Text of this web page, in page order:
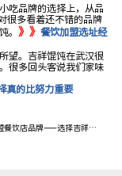
品牌的选择上，从品
很多看着还不错的品牌
。 》》 餐饮加盟选址经
望。吉祥馄饨在武汉很
很多回头客说我们家味
真的比努力重要
店品牌——选择吉祥馄饨的三个原因